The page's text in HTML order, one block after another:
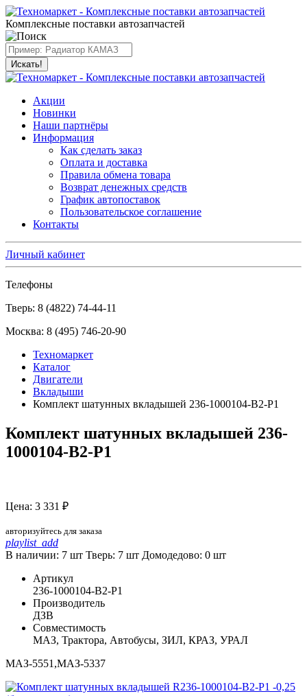
Комплексные поставки автозапчастей
Искать!
Акции
Новинки
Наши партнёры
Информация
Как сделать заказ
Оплата и доставка
Правила обмена товара
Возврат денежных средств
График автопоставок
Пользовательское соглашение
Контакты
Личный кабинет
Телефоны
Тверь: 8 (4822) 74-44-11
Москва: 8 (495) 746-20-90
Техномаркет
Каталог
Двигатели
Вкладыши
Комплект шатунных вкладышей 236-1000104-В2-Р1
Комплект шатунных вкладышей 236-
1000104-В2-Р1
Цена: 3 331 ₽
авторизуйтесь для заказа
playlist_add
В наличии: 7 шт Тверь: 7 шт Домодедово: 0 шт
Артикул
236-1000104-В2-Р1
Производитель
ДЗВ
Совместимость
МАЗ, Трактора, Автобусы, ЗИЛ, КРАЗ, УРАЛ
МАЗ-5551,МАЗ-5337